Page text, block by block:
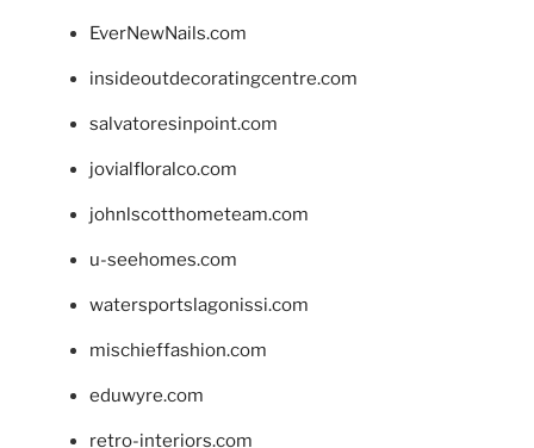
EverNewNails.com
insideoutdecoratingcentre.com
salvatoresinpoint.com
jovialfloralco.com
johnlscotthometeam.com
u-seehomes.com
watersportslagonissi.com
mischieffashion.com
eduwyre.com
retro-interiors.com